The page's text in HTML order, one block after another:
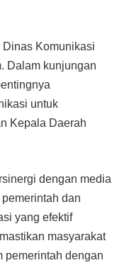
Komunikasi
Dalam kunjungan
untuk
Kepala Daerah
dengan media
dan
yang efektif
masyarakat
pemerintah dengan